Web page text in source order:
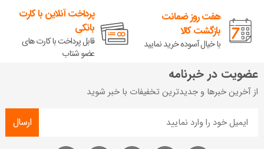
هفت روز ضمانت
بازگشت کالا
با خیال آسوده خرید نمایید
پرداخت آنلاین با کارت
بانکی
قابل پرداخت با کارت های
عضو شتاب
عضویت در خبرنامه
از آخرین خبرها و جدیدترین تخفیفات با خبر شوید
ارسال